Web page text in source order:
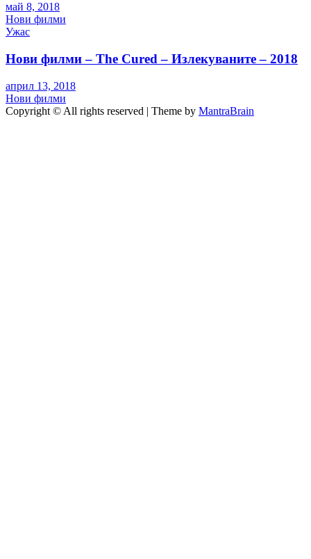
май 8, 2018
Нови филми
Ужас
Нови филми – The Cured – Излекуваните – 2018
април 13, 2018
Нови филми
Copyright © All rights reserved | Theme by MantraBrain